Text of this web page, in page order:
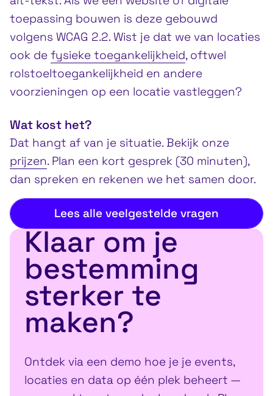
toepassing bouwen is deze gebouwd
volgens WCAG 2.2. Wist je dat we van locaties
ook de fysieke toegankelijkheid, oftwel
rolstoeltoegankelijkheid en andere
voorzieningen op een locatie vastleggen?
Wat kost het?
Dat hangt af van je situatie. Bekijk onze
prijzen. Plan een kort gesprek (30 minuten),
dan spreken en rekenen we het samen door.
Lees alle veelgestelde vragen
Klaar om je
bestemming
sterker te
maken?
Ontdek via een demo hoe je je events,
locaties en data op één plek beheert —